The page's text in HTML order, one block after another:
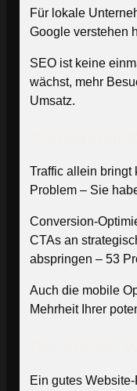
Für lokale
Google verstehen
SEO ist keine
wächst, mehr
Umsatz.
Traffic allein bringt
Problem – Sie
Conversion-
CTAs an
abspringen – 53
Auch die mobile
Mehrheit Ihrer
Ein gutes